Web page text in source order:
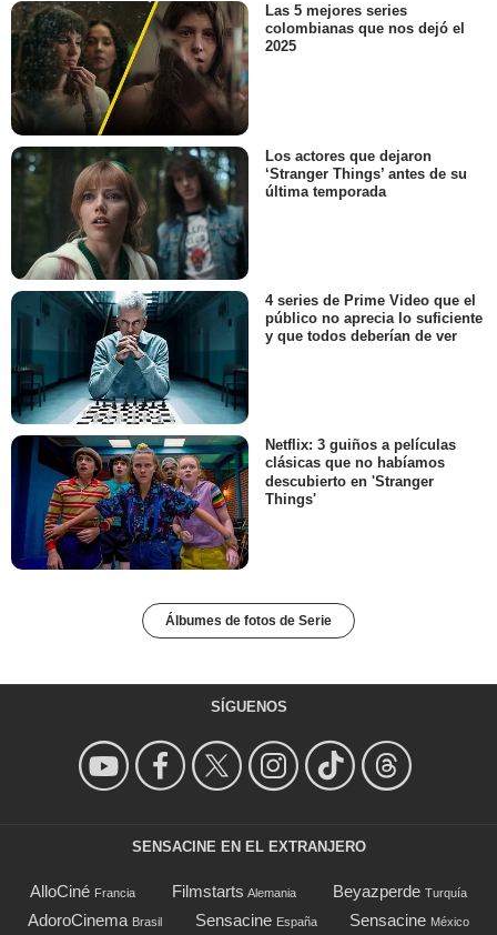
Las 5 mejores series
colombianas que nos dejó el
2025
Los actores que dejaron
‘Stranger Things’ antes de su
última temporada
4 series de Prime Video que el
público no aprecia lo suficiente
y que todos deberían de ver
Netflix: 3 guiños a películas
clásicas que no habíamos
descubierto en 'Stranger
Things'
Álbumes de fotos de Serie
SÍGUENOS
SENSACINE EN EL EXTRANJERO
AlloCiné Francia Filmstarts Alemania Beyazperde Turquía
AdoroCinema Brasil Sensacine España Sensacine México